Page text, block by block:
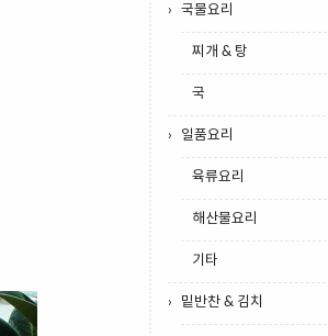
국물요리
찌개 & 탕
국
일품요리
육류요리
해산물요리
기타
밑반찬 & 김치